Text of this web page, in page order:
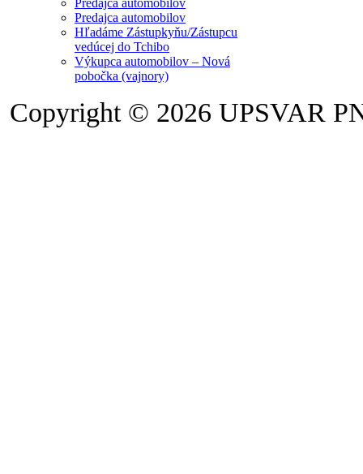
Predajca automobilov
Predajca automobilov
Hľadáme Zástupkyňu/Zástupcu
vedúcej do Tchibo
Výkupca automobilov – Nová
pobočka (vajnory)
Copyright © 2026 UPSVAR